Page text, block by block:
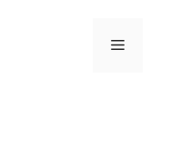
메